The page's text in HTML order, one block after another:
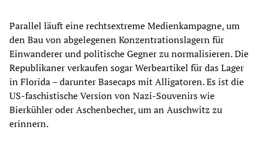
Parallel läuft eine rechtsextreme Medienkampagne, um
den Bau von abgelegenen Konzentrationslagern für
Einwanderer und politische Gegner zu normalisieren. Die
Republikaner verkaufen sogar Werbeartikel für das Lager
in Florida – darunter Basecaps mit Alligatoren. Es ist die
US-faschistische Version von Nazi-Souvenirs wie
Bierkühler oder Aschenbecher, um an Auschwitz zu
erinnern.